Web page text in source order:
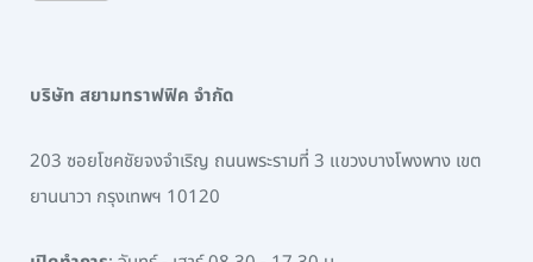
บริษัท สยามทราฟฟิค จำกัด
203 ซอยโชคชัยจงจำเริญ ถนนพระรามที่ 3 แขวงบางโพงพาง เขต
ยานนาวา กรุงเทพฯ 10120